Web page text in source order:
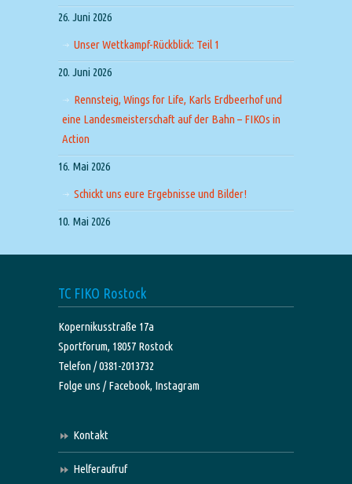
26. Juni 2026
Unser Wettkampf-Rückblick: Teil 1
20. Juni 2026
Rennsteig, Wings for Life, Karls Erdbeerhof und
eine Landesmeisterschaft auf der Bahn – FIKOs in
Action
16. Mai 2026
Schickt uns eure Ergebnisse und Bilder!
10. Mai 2026
TC FIKO Rostock
Kopernikusstraße 17a
Sportforum, 18057 Rostock
Telefon / 0381-2013732
Folge uns /Facebook, Instagram
Kontakt
Helferaufruf